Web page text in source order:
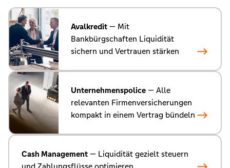
Avalkredit — Mit
Bankbürgschaften Liquidität
sichern und Vertrauen stärken
Unternehmenspolice — Alle
relevanten Firmenversicherungen
kompakt in einem Vertrag bündeln
Cash Management — Liquidität gezielt steuern